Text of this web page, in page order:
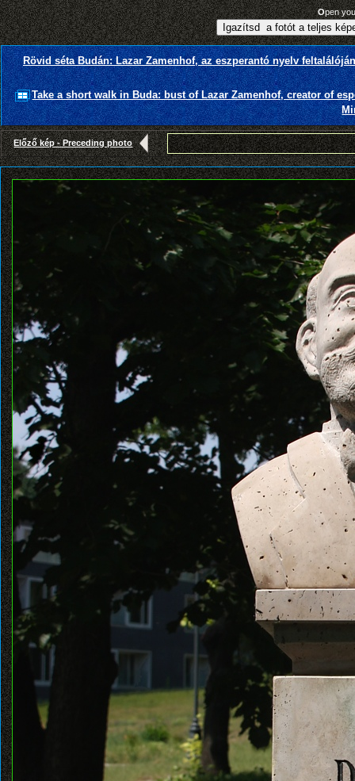
Open
Rövid séta Budán: Lazar Zamenhof, az eszperantó nyelv
Take a short walk in Buda: bust of Lazar Zamenhof, creator of
Előző kép - Preceding photo